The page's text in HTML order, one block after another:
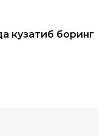
кузатиб боринг